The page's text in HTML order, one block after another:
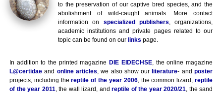
to the preservation of our captive bred species, and the
abolishment of wild-caught animals. More contact
information on specialized publishers, organizations,
academic institutions and private pages related to our
topic can be found on our links page.
In addition to the printed magazine DIE EIDECHSE, the online magazine
L@certidae and online articles, we also show our literature- andposter
projects, including thereptile of the year 2006, the common lizard,reptile
of the year 2011, the wall lizard, and reptile of the year 2020/21, the sand